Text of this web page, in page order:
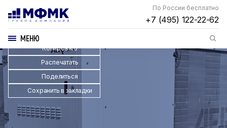
По России бесплатно
+7 (495) 122-22-62
МЕНЮ
Копировать
Распечатать
Поделиться
Сохранить в закладки